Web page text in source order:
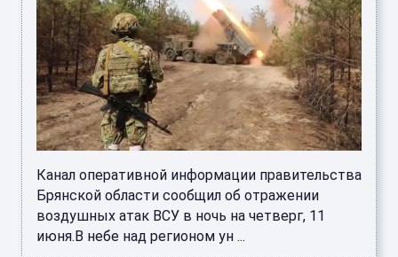
Канал оперативной информации правительства
Брянской области сообщил об отражении
воздушных атак ВСУ в ночь на четверг, 11
июня.В небе над регионом ун ...